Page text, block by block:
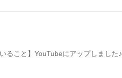
ること】YouTubeにアップしました♪